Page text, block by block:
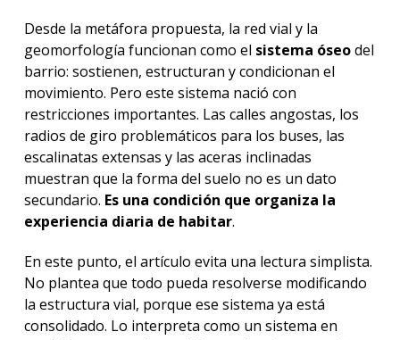
Desde la metáfora propuesta, la red vial y la
geomorfología funcionan como el sistema óseodel
barrio: sostienen, estructuran y condicionan el
movimiento. Pero este sistema nació con
restricciones importantes. Las calles angostas, los
radios de giro problemáticos para los buses, las
escalinatas extensas y las aceras inclinadas
muestran que la forma del suelo no es un dato
secundario. Es una condición que organiza la
experiencia diaria de habitar.
En este punto, el artículo evita una lectura simplista.
No plantea que todo pueda resolverse modificando
la estructura vial, porque ese sistema ya está
consolidado. Lo interpreta como un sistema en